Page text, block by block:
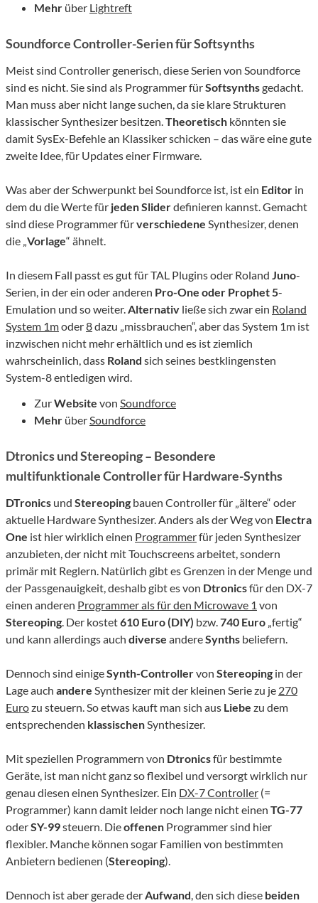
Mehr über Lightreft
Soundforce Controller-Serien für Softsynths
Meist sind Controller generisch, diese Serien von Soundforce
sind es nicht. Sie sind als Programmer fürSoftsynthsgedacht.
Man muss aber nicht lange suchen, da sie klare Strukturen
klassischer Synthesizer besitzen.Theoretisch könnten sie
damit SysEx-Befehle an Klassiker schicken – das wäre eine gute
zweite Idee, für Updates einer Firmware.
Was aber der Schwerpunkt bei Soundforce ist, ist ein Editor in
dem du die Werte für jedenSliderdefinieren kannst. Gemacht
sind diese Programmer fürverschiedene Synthesizer, denen
die „Vorlage“ ähnelt.
In diesem Fall passt es gut für TAL Plugins oder Roland Juno-
Serien, in der ein oder anderen Pro-One oder Prophet 5-
Emulation und so weiter.Alternativ ließe sich zwar ein Roland
System 1moder8dazu „missbrauchen“, aber das System 1m ist
inzwischen nicht mehr erhältlich und es ist ziemlich
wahrscheinlich, dass Roland sich seines bestklingensten
System-8 entledigen wird.
ZurWebsite von Soundforce
Mehr überSoundforce
Dtronics und Stereoping – Besondere
multifunktionale Controller für Hardware-Synths
DTronics und Stereoping bauen Controller für „ältere“ oder
aktuelle Hardware Synthesizer. Anders als der Weg von Electra
One ist hier wirklich einen Programmerfür jeden Synthesizer
anzubieten, der nicht mit Touchscreens arbeitet, sondern
primär mit Reglern. Natürlich gibt es Grenzen in der Menge und
der Passgenauigkeit, deshalb gibt es von Dtronicsfür den DX-7
einen anderen Programmer als für den Microwave 1 von
Stereoping. Der kostet610 Euro (DIY) bzw.740 Euro „fertig“
und kann allerdings auch diverse andereSynths beliefern.
Dennoch sind einigeSynth-Controllervon Stereoping in der
Lage auch andere Synthesizer mit der kleinen Serie zu je 270
Eurozu steuern. So etwas kauft man sich aus Liebe zu dem
entsprechenden klassischenSynthesizer.
Mit speziellen Programmern von Dtronicsfür bestimmte
Geräte, ist man nicht ganz so flexibel und versorgt wirklich nur
genau diesen einen Synthesizer. Ein DX-7 Controller (=
Programmer) kann damit leider noch lange nicht einen TG-77
oderSY-99steuern. Dieoffenen Programmer sind hier
flexibler. Manche können sogar Familien von bestimmten
Anbietern bedienen (Stereoping).
Dennoch ist aber gerade derAufwand, den sich diese beiden